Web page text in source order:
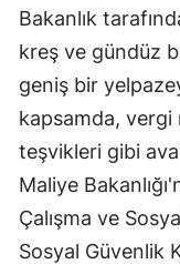
Bakanlık
kreş ve gündüz
geniş bir
kapsamda,
teşvikleri gibi
Maliye
Çalışma ve
Sosyal Güvenlik